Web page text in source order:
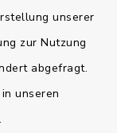
unserer
zur Nutzung
abgefragt.
unseren
.